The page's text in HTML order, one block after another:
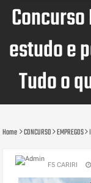
estudo e
Tudo o
Home CONCURSO EMPREGOS
F5 CARIRI